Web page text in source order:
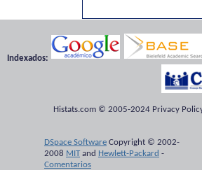
Indexados:
Histats.com © 2005-2024 Privacy
DSpace Software Copyright © 2002-
2008 MITand Hewlett-Packard -
Comentarios